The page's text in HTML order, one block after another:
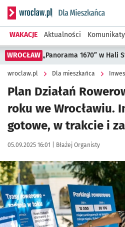
Serwis informacyjny wroclaw.pl
WAKACJE Aktualności Komunikaty
WROCŁAW „Panorama 1670” w Hali
wroclaw.pl Dla mieszkańca
Plan Działań
roku we Wrocławiu.
gotowe, w trakcie i
Data publikacji:
05.09.2025 16:01 | Autor:
Błażej Organisty
Kliknij, aby zobaczyć galerię